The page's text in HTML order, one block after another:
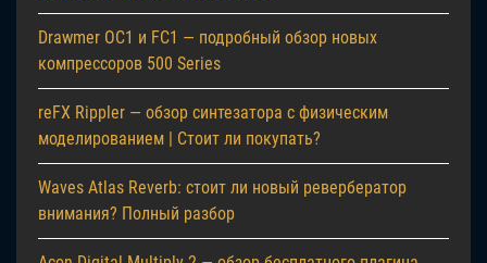
Drawmer OC1 и FC1 — подробный обзор новых
компрессоров 500 Series
reFX Rippler — обзор синтезатора с физическим
моделированием | Стоит ли покупать?
Waves Atlas Reverb: стоит ли новый ревербератор
внимания? Полный разбор